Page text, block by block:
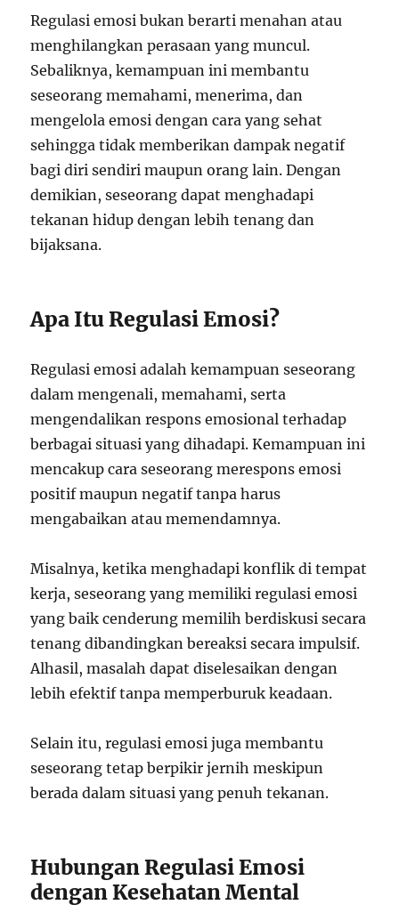
Regulasi emosi bukan berarti menahan atau
menghilangkan perasaan yang muncul.
Sebaliknya, kemampuan ini membantu
seseorang memahami, menerima, dan
mengelola emosi dengan cara yang sehat
sehingga tidak memberikan dampak negatif
bagi diri sendiri maupun orang lain. Dengan
demikian, seseorang dapat menghadapi
tekanan hidup dengan lebih tenang dan
bijaksana.
Apa Itu Regulasi Emosi?
Regulasi emosi adalah kemampuan seseorang
dalam mengenali, memahami, serta
mengendalikan respons emosional terhadap
berbagai situasi yang dihadapi. Kemampuan ini
mencakup cara seseorang merespons emosi
positif maupun negatif tanpa harus
mengabaikan atau memendamnya.
Misalnya, ketika menghadapi konflik di tempat
kerja, seseorang yang memiliki regulasi emosi
yang baik cenderung memilih berdiskusi secara
tenang dibandingkan bereaksi secara impulsif.
Alhasil, masalah dapat diselesaikan dengan
lebih efektif tanpa memperburuk keadaan.
Selain itu, regulasi emosi juga membantu
seseorang tetap berpikir jernih meskipun
berada dalam situasi yang penuh tekanan.
Hubungan Regulasi Emosi
dengan Kesehatan Mental